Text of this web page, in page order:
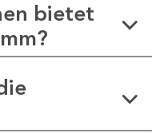
bietet